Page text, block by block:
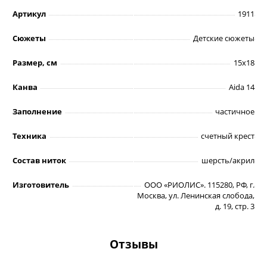
Артикул 1911
Сюжеты Детские сюжеты
Размер, см 15х18
Канва Aida 14
Заполнение частичное
Техника счетный крест
Состав ниток шерсть/акрил
Изготовитель
ООО «РИОЛИС». 115280, РФ, г.
Москва, ул. Ленинская слобода,
д. 19, стр. 3
Отзывы